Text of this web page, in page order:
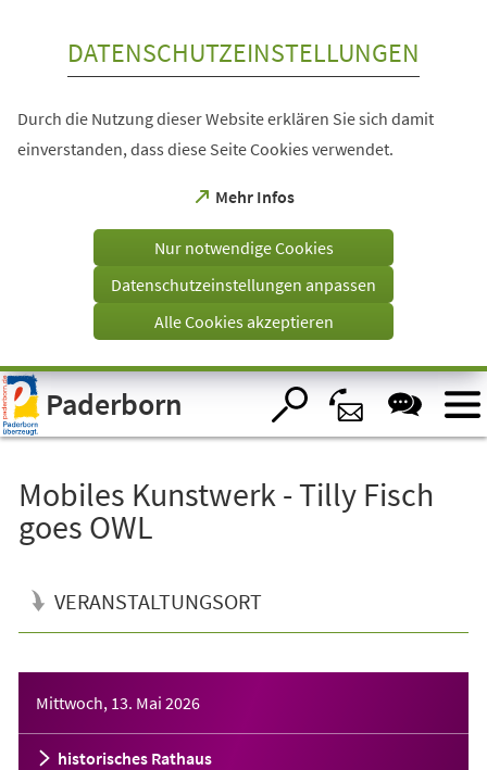
Visuelle
Assistenzsoftware
öffnen.
DATENSCHUTZEINSTELLUNGEN
Durch die Nutzung dieser Website erklären Sie sich damit
einverstanden, dass diese Seite Cookies verwendet.
Mehr Infos
(Öffnet
einem
Tab)
Nur notwendige Cookies
Datenschutzeinstellungen anpassen
Alle Cookies akzeptieren
Paderborn
Mobiles Kunstwerk - Tilly Fisch
goes OWL
VERANSTALTUNGSORT
Mittwoch, 13. Mai 2026
historisches Rathaus